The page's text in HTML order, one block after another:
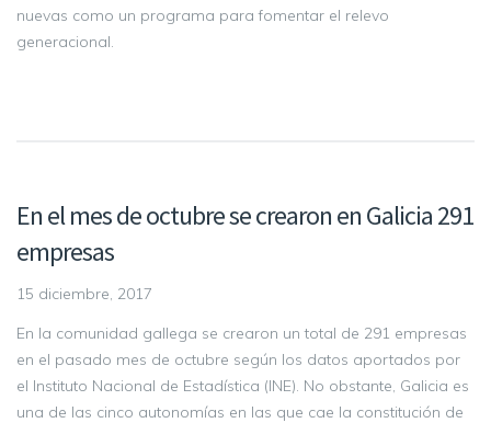
nuevas como un programa para fomentar el relevo
generacional.
En el mes de octubre se crearon en Galicia 291
empresas
15 diciembre, 2017
En la comunidad gallega se crearon un total de 291 empresas
en el pasado mes de octubre según los datos aportados por
el Instituto Nacional de Estadística (INE). No obstante, Galicia es
una de las cinco autonomías en las que cae la constitución de